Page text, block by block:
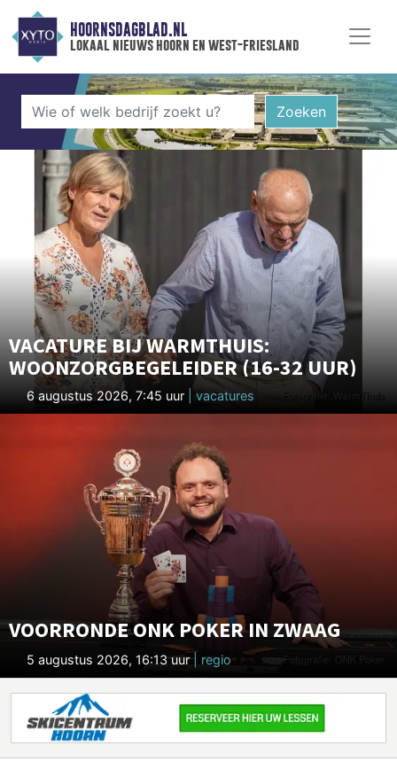
HOORNSDAGBLAD.NL
lokaal nieuws hoorn en west-friesland
Zoeken
VACATURE BIJ WARMTHUIS:
WOONZORGBEGELEIDER (16-32 UUR)
6 augustus 2026, 7:45 uur | vacatures
VOORRONDE ONK POKER IN ZWAAG
5 augustus 2026, 16:13 uur| regio